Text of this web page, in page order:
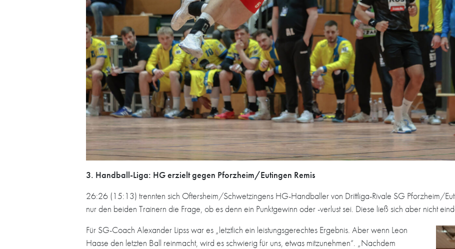
3. Handball-Liga: HG erzielt gegen Pforzheim/Eutingen Remis
26:26 (15:13) trennten sich Oftersheim/Schwetzingens HG-Handballer von Drittliga-Rivale SG Pforzheim/
nur den beiden Trainern die Frage, ob es denn ein Punktgewinn oder -verlust sei. Diese ließ sich aber nicht
Für SG-Coach Alexander Lipss war es „letztlich ein leistungsgerechtes Ergebnis. Aber wenn Leon
Haase den letzten Ball reinmacht, wird es schwierig für uns, etwas mitzunehmen“. „Nachdem